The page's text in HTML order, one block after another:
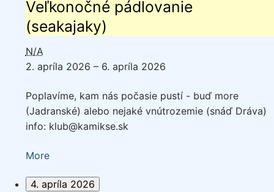
Veľkonočné pádlovanie
(seakajaky)
N/A
2. apríla 2026 – 6. apríla 2026
Poplavíme, kam nás počasie pustí - buď more
(Jadranské) alebo nejaké vnútrozemie (snáď Dráva)
info: klub@kamikse.sk
Moreabout
4. apríla 2026